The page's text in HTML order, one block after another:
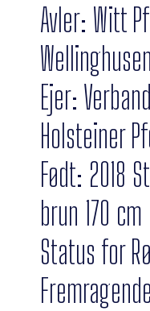
Avler: Witt
Wellinghusen
Ejer:
Holsteiner
Født: 2018
brun 170 cm
Status for
Fremragende